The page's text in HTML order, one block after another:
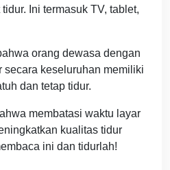
Ini termasuk TV, tablet,
orang dewasa dengan
secara keseluruhan memiliki
dan tetap tidur.
membatasi waktu layar
kualitas tidur
ini dan tidurlah!